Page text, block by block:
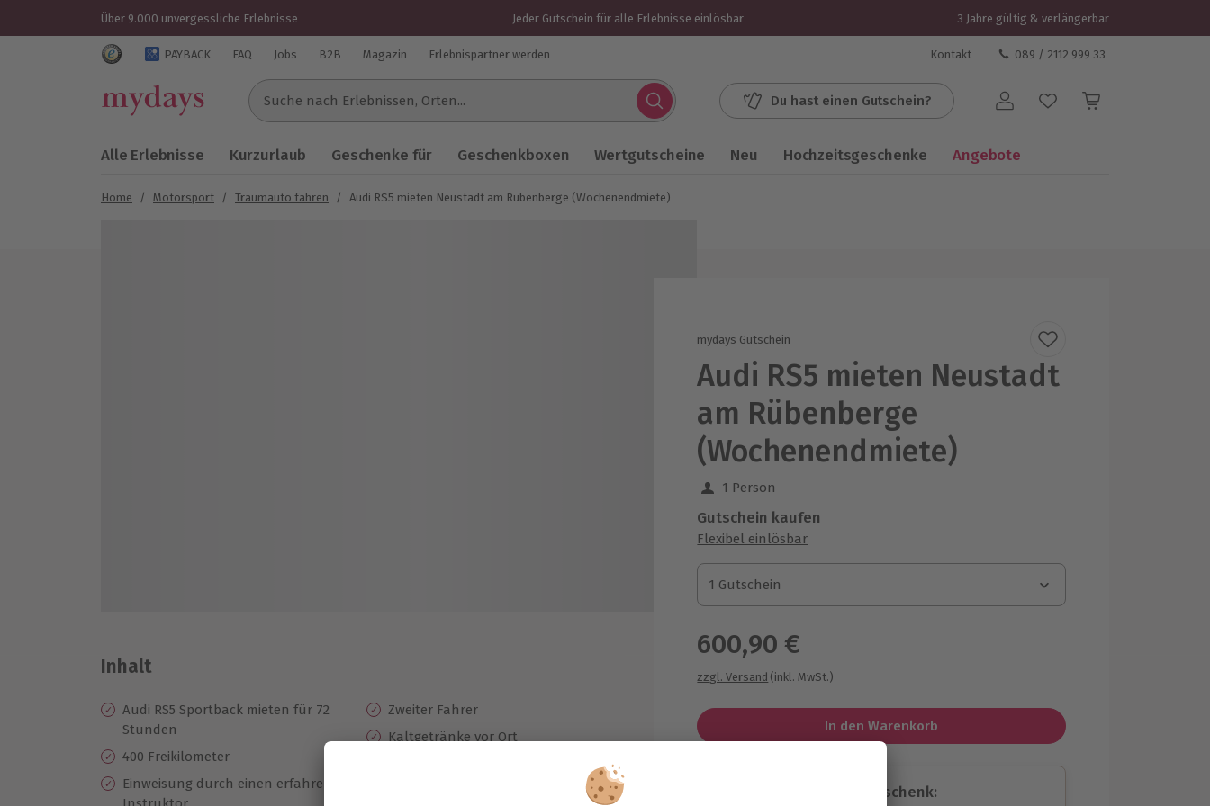
Über 9.000 unvergessliche Erlebnisse Jeder Gutschein für alle Erlebnisse einlösbar 3 Jahre gültig & verlängerbar
Trustedshops Bewertungen für mydays.de
PAYBACK FAQ Jobs B2B Magazin Erlebnispartner werden Kontakt 089 / 2112 999 33
Suche nach Erlebnissen...
Du hast einen Gutschein? Benutzerkonto
Alle Erlebnisse Kurzurlaub Geschenke für Geschenkboxen Wertgutscheine Neu Hochzeitsgeschenke Angebote
Home / Motorsport / Traumauto fahren / Audi RS5 mieten Neustadt am Rübenberge (Wochenendmiete)
mydays Gutschein
Audi RS5 mieten Neustadt
am Rübenberge
(Wochenendmiete)
1 Person
Gutschein kaufen
Flexibel einlösbar
1 Gutschein
1 Gutschein
1 Gutschein
600,90 €
zzgl. Versand (inkl. MwSt.)
In den Warenkorb
Immer das passende Geschenk:
Inhalt
Audi RS5 Sportback mieten für 72
Stunden
400 Freikilometer
Einweisung durch einen erfahrenen
Zweiter Fahrer
Kaltgetränke vor Ort